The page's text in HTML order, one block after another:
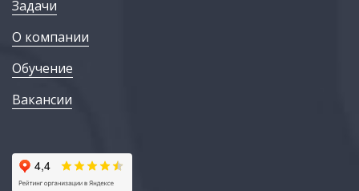
Задачи
О компании
Обучение
Вакансии